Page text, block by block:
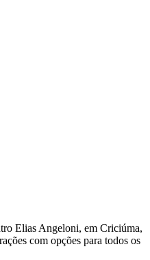
Elias Angeloni, em Criciúma,
com opções para todos os